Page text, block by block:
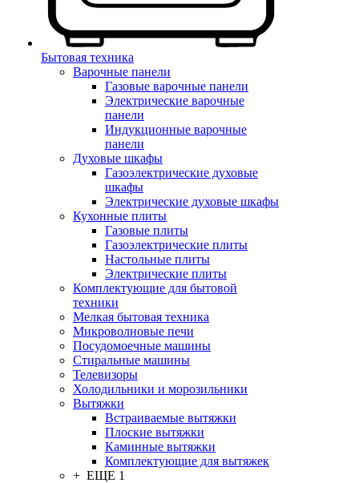
Бытовая техника
Варочные панели
Газовые варочные панели
Электрические варочные
панели
Индукционные варочные
панели
Духовые шкафы
Газоэлектрические духовые
шкафы
Электрические духовые шкафы
Кухонные плиты
Газовые плиты
Газоэлектрические плиты
Настольные плиты
Электрические плиты
Комплектующие для бытовой
техники
Мелкая бытовая техника
Микроволновые печи
Посудомоечные машины
Стиральные машины
Телевизоры
Холодильники и морозильники
Вытяжки
Встраиваемые вытяжки
Плоские вытяжки
Каминные вытяжки
Комплектующие для вытяжек
+ ЕЩЕ 1